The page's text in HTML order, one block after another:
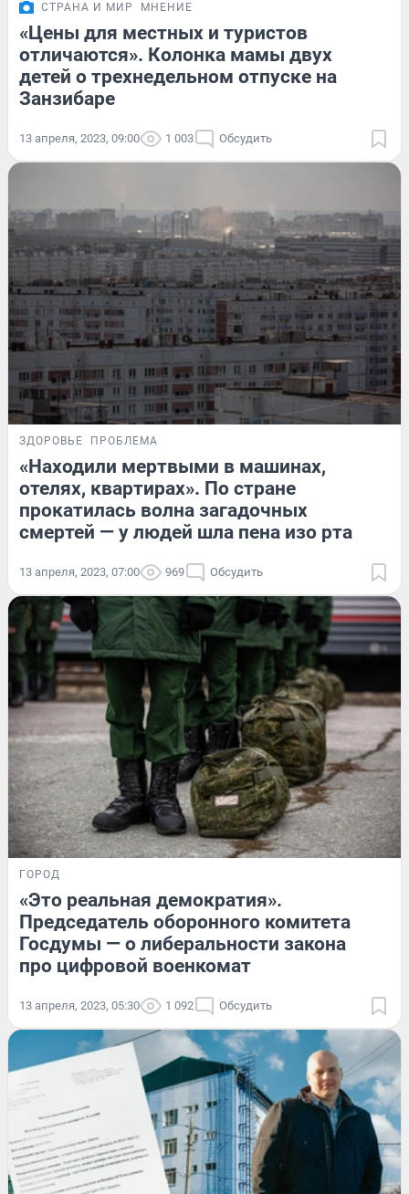
СТРАНА И МИР МНЕНИЕ
«Цены для местных и туристов
отличаются». Колонка мамы двух
детей о трехнедельном отпуске на
Занзибаре
13 апреля, 2023, 09:00 1 003 Обсудить
ЗДОРОВЬЕ ПРОБЛЕМА
«Находили мертвыми в машинах,
отелях, квартирах». По стране
прокатилась волна загадочных
смертей — у людей шла пена изо рта
13 апреля, 2023, 07:00 969 Обсудить
ГОРОД
«Это реальная демократия».
Председатель оборонного комитета
Госдумы — о либеральности закона
про цифровой военкомат
13 апреля, 2023, 05:30 1 092 Обсудить